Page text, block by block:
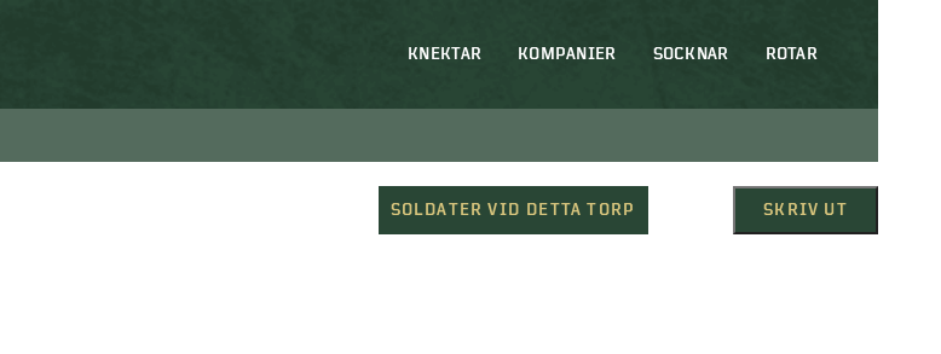
KNEKTAR KOMPANIER SOCKNAR ROTAR
SOLDATER VID DETTA TORP SKRIV UT